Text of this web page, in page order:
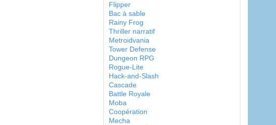
Flipper
Bac à sable
Rainy Frog
Thriller narratif
Metroidvania
Tower Defense
Dungeon RPG
Rogue-Lite
Hack-and-Slash
Cascade
Battle Royale
Moba
Coopération
Mecha